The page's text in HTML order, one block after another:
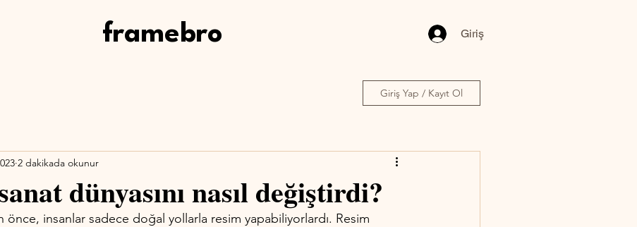
framebro Giriş
Giriş Yap / Kayıt Ol
dünyasını nasıl değiştirdi?
2 dakikada okunur
önce, insanlar sadece doğal yollarla resim yapabiliyorlardı. Resim